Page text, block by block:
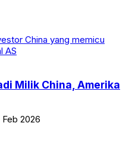
Milik China, Amerika
2026